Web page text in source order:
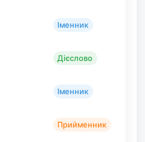
Іменник
Дієслово
Іменник
Прийменник